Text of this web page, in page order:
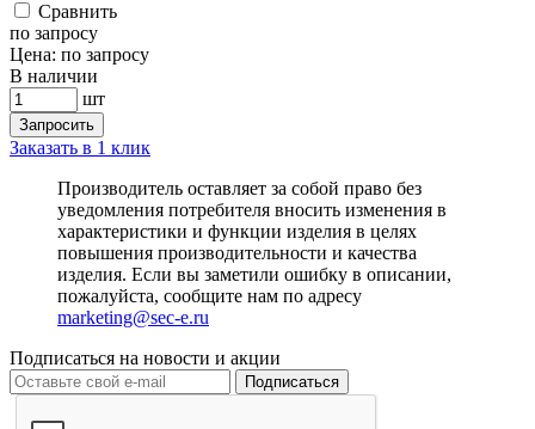
Cравнить
по запросу
Цена: по запросу
В наличии
шт
Запросить
Заказать в 1 клик
Производитель оставляет за собой право без
уведомления потребителя вносить изменения в
характеристики и функции изделия в целях
повышения производительности и качества
изделия. Если вы заметили ошибку в описании,
пожалуйста, сообщите нам по адресу
marketing@sec-e.ru
Подписаться на новости и акции
Подписаться